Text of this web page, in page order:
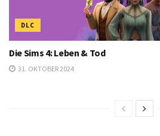
DLC
Die Sims 4: Leben & Tod
31. OKTOBER 2024